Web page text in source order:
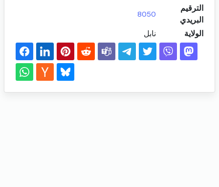
الترقيم
البريدي
8050
الولاية نابل